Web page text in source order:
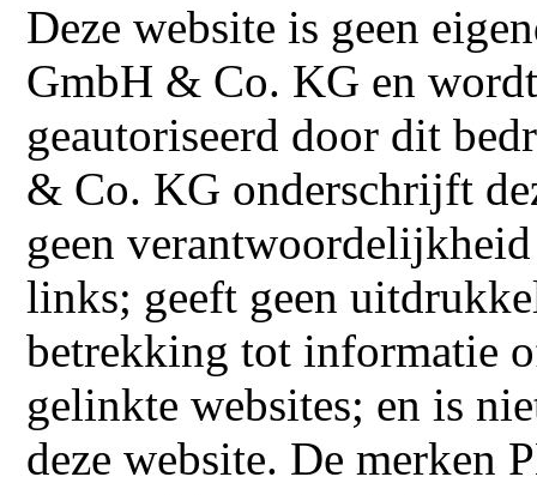
Deze website is geen
GmbH & Co. KG en
geautoriseerd door dit
& Co. KG onderschrijft
geen
links; geeft geen
betrekking tot informatie
gelinkte websites; en is
deze website. De